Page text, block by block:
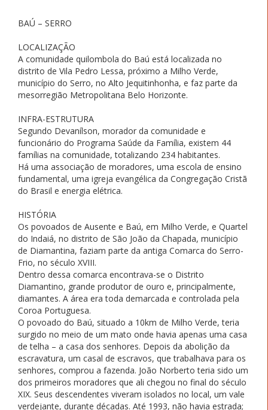
BAÚ – SERRO
LOCALIZAÇÃO
A comunidade quilombola do Baú está localizada no
distrito de Vila Pedro Lessa, próximo a Milho Verde,
município do Serro, no Alto Jequitinhonha, e faz parte da
mesorregião Metropolitana Belo Horizonte.
INFRA-ESTRUTURA
Segundo Devanílson, morador da comunidade e
funcionário do Programa Saúde da Família, existem 44
famílias na comunidade, totalizando 234 habitantes.
Há uma associação de moradores, uma escola de ensino
fundamental, uma igreja evangélica da Congregação Cristã
do Brasil e energia elétrica.
HISTÓRIA
Os povoados de Ausente e Baú, em Milho Verde, e Quartel
do Indaiá, no distrito de São João da Chapada, município
de Diamantina, faziam parte da antiga Comarca do Serro-
Frio, no século XVIII.
Dentro dessa comarca encontrava-se o Distrito
Diamantino, grande produtor de ouro e, principalmente,
diamantes. A área era toda demarcada e controlada pela
Coroa Portuguesa.
O povoado do Baú, situado a 10km de Milho Verde, teria
surgido no meio de um mato onde havia apenas uma casa
de telha – a casa dos senhores. Depois da abolição da
escravatura, um casal de escravos, que trabalhava para os
senhores, comprou a fazenda. João Norberto teria sido um
dos primeiros moradores que ali chegou no final do século
XIX. Seus descendentes viveram isolados no local, um vale
verdejante, durante décadas. Até 1993, não havia estrada;